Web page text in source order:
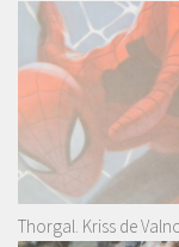
Thorgal. Kriss de